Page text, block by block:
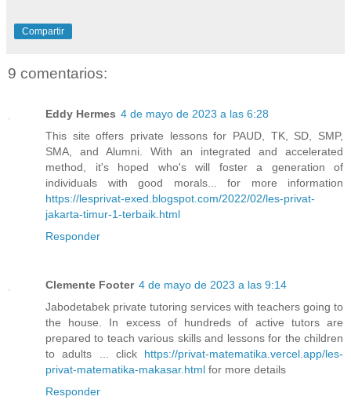
Compartir
9 comentarios:
Eddy Hermes 4 de mayo de 2023 a las 6:28
This site offers private lessons for PAUD, TK, SD, SMP,
SMA, and Alumni. With an integrated and accelerated
method, it's hoped who's will foster a generation of
individuals with good morals... for more information
https://lesprivat-exed.blogspot.com/2022/02/les-privat-
jakarta-timur-1-terbaik.html
Responder
Clemente Footer 4 de mayo de 2023 a las 9:14
Jabodetabek private tutoring services with teachers going to
the house. In excess of hundreds of active tutors are
prepared to teach various skills and lessons for the children
to adults ... click https://privat-matematika.vercel.app/les-
privat-matematika-makasar.html for more details
Responder